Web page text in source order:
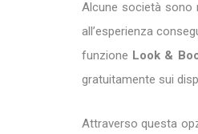
Alcune società sono
all’esperienza
funzione Look &
gratuitamente sui
Attraverso questa